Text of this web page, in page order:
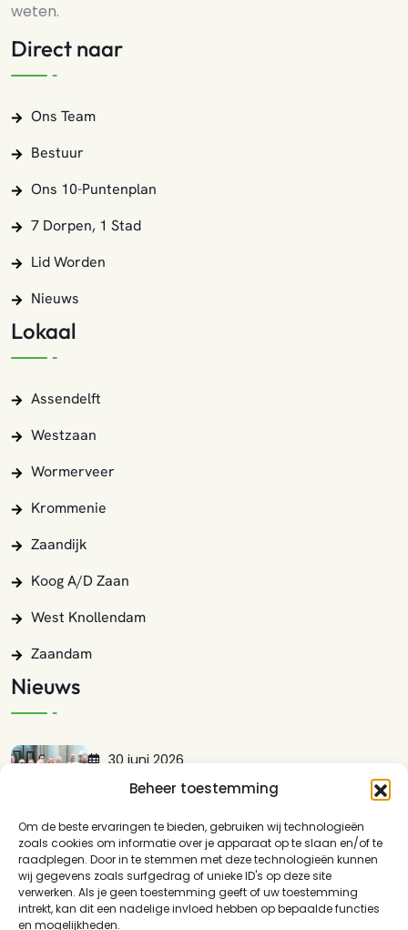
Beheer toestemming
Om de beste ervaringen te bieden, gebruiken wij technologieën
zoals cookies om informatie over je apparaat op te slaan en/of te
raadplegen. Door in te stemmen met deze technologieën kunnen
wij gegevens zoals surfgedrag of unieke ID's op deze site
verwerken. Als je geen toestemming geeft of uw toestemming
intrekt, kan dit een nadelige invloed hebben op bepaalde functies
en mogelijkheden.
weten.
Direct naar
Ons Team
Bestuur
Ons 10-Puntenplan
7 Dorpen, 1 Stad
Lid Worden
Nieuws
Lokaal
Assendelft
Westzaan
Wormerveer
Krommenie
Zaandijk
Koog A/d Zaan
West Knollendam
Zaandam
Nieuws
30 juni 2026
Lokaal Zaans Presenteert Met Trots:…
17 mei 2026
Guisweg En Het Spoor: Waarom…
LEES MEER